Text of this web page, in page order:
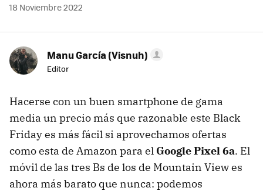
18 Noviembre 2022
Manu García (Visnuh)
Editor
Hacerse con un buen smartphone de gama
media un precio más que razonable este Black
Friday es más fácil si aprovechamos ofertas
como esta de Amazon para el Google Pixel 6a. El
móvil de las tres Bs de los de Mountain View es
ahora más barato que nunca: podemos